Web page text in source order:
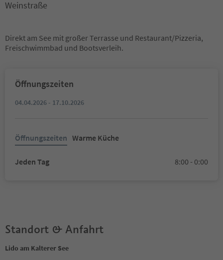
Weinstraße
Direkt am See mit großer Terrasse und Restaurant/Pizzeria,
Freischwimmbad und Bootsverleih.
Öffnungszeiten
04.04.2026 - 17.10.2026
Öffnungszeiten Warme Küche
Jeden Tag 8:00 - 0:00
Standort & Anfahrt
Lido am Kalterer See